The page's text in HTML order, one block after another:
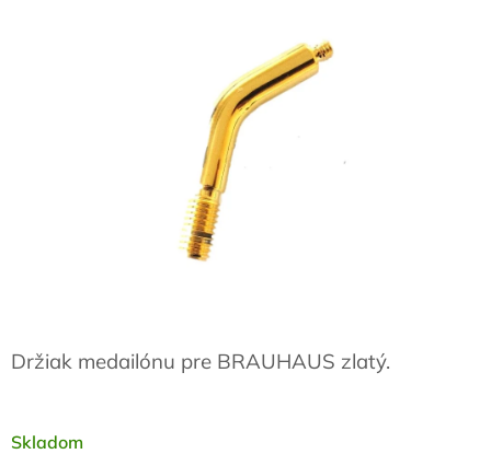
Skladom
Držiak medailónu pre BRAUHAUS zlatý.